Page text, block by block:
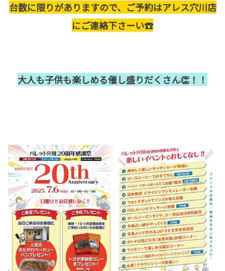
台数に限りがありますので、ご予約はアレス穴川店
にご連絡下さーい☎
大人も子供も楽しめる催し盛りだくさん👏！！